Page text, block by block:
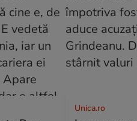
Unica.ro